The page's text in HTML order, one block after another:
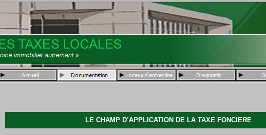
LE CHAMP D’APPLICATION DE LA TAXE FONCIERE